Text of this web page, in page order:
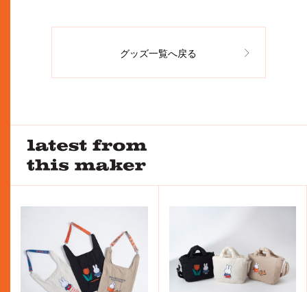
グッズ一覧へ戻る